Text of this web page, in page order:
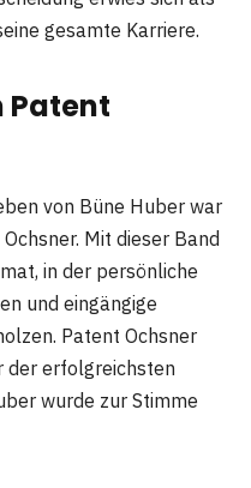
gesamte Karriere.
Patent
von Büne Huber war
Mit dieser Band
in der persönliche
und eingängige
Patent Ochsner
der erfolgreichsten
wurde zur Stimme